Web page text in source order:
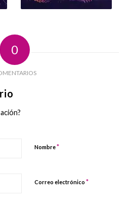
0
Nombre*
Correo electrónico *